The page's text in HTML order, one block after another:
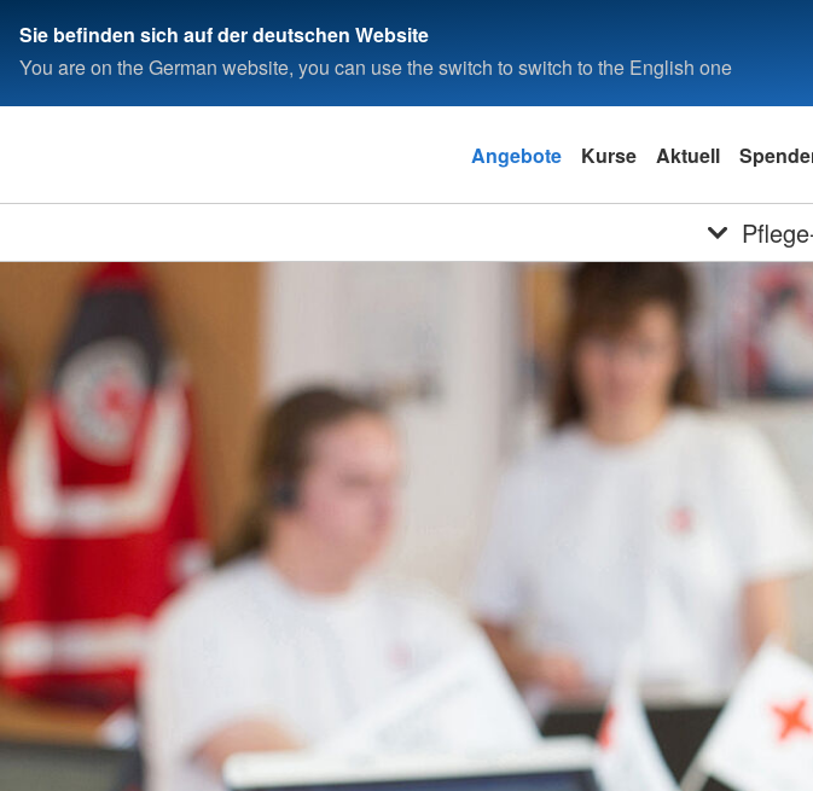
Sie befinden sich auf der deutschen Website
You are on the German website, you can use the switch to switch to the English one
Angebote Kurse Aktuell